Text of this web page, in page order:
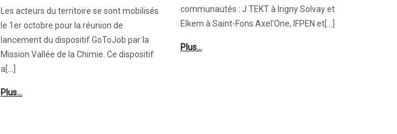
Les acteurs du territoire se sont mobilisés
le 1er octobre pour la réunion de
lancement du dispositif GoToJob par la
Mission Vallée de la Chimie. Ce dispositif
a[…]
Plus…
communautés : J TEKT à Irigny Solvay et
Elkem à Saint-Fons Axel’One, IFPEN et[…]
Plus…